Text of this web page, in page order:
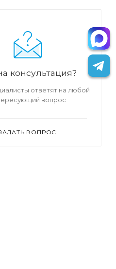
консультация?
ответят на любой
вопрос
ВОПРОС